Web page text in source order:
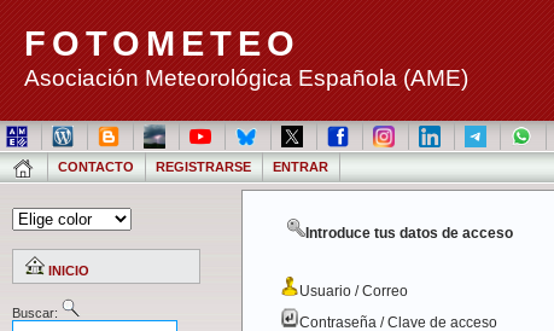
FOTOMETEO
Asociación Meteorológica Española (AME)
CONTACTO REGISTRARSE ENTRAR
INICIO
Buscar:
Introduce tus datos de acceso
Usuario / Correo
Contraseña / Clave de acceso